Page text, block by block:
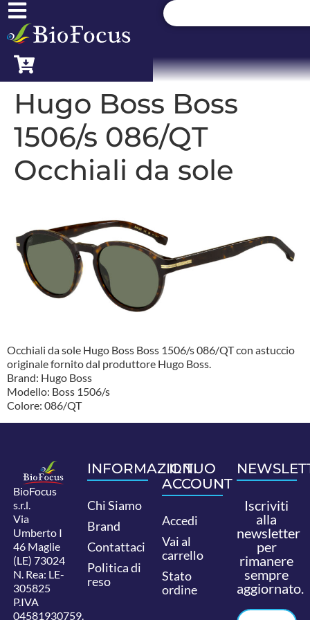
Hugo Boss Boss
1506/s 086/QT
Occhiali da sole
Occhiali da sole Hugo Boss Boss 1506/s 086/QT con astuccio
originale fornito dal produttore Hugo Boss.
Brand: Hugo Boss
Modello: Boss 1506/s
Colore: 086/QT
BioFocus
s.r.l.
Via
Umberto I
46 Maglie
(LE) 73024
N. Rea: LE-
305825
P.IVA
04581930759.
INFORMAZIONI
Chi Siamo
Brand
Contattaci
Politica di
reso
IL TUO
ACCOUNT
Accedi
Vai al
carrello
Stato
ordine
Iscriviti
alla
newsletter
per
rimanere
sempre
aggiornato.